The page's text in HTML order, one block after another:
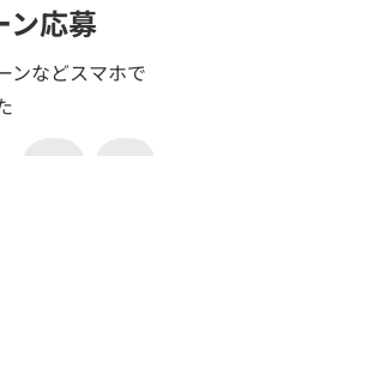
ン応募
ンなどスマホで